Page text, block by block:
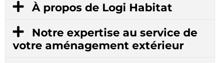
À propos de Logi Habitat
Notre expertise au service de
votre aménagement extérieur